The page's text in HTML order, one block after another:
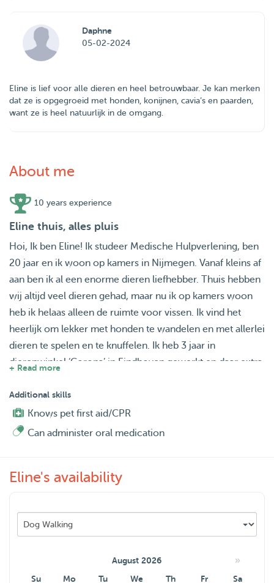
Daphne
05-02-2024
Eline is lief voor alle dieren en heel betrouwbaar. Je kan merken
dat ze is opgegroeid met honden, konijnen, cavia’s en paarden,
want ze is heel natuurlijk in de omgang.
About me
10 years experience
Eline thuis, alles pluis
Hoi, Ik ben Eline! Ik studeer Medische Hulpverlening, ben
20 jaar en ik woon op kamers in Nijmegen. Vanaf kleins af
aan ben ik al een enorme dieren liefhebber. Thuis hebben
wij altijd veel dieren gehad, maar nu ik op kamers woon
heb ik helaas alleen de ruimte voor vissen. Ik vind het
heerlijk om lekker met honden te wandelen en met allerlei
dieren te spelen en te knuffelen. Ik heb 3 jaar in
dierenwinkel ‘Corona’ in Eindhoven gewerkt en daar extra
verschillende dieren.
Mocht u een keer hoog zitten of hebben de diertjes thuis
+ Read more
Additional skills
Knows pet first aid/CPR
Can administer oral medication
Eline's availability
August 2026 »
Su Mo Tu We Th Fr Sa